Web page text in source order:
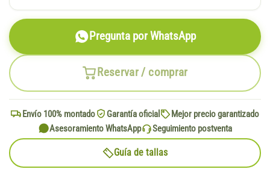
Reservar / comprar
Pregunta por WhatsApp
Envío 100% montado Garantía oficial
Mejor precio garantizado
Asesoramiento WhatsApp
Seguimiento postventa
Guía de tallas